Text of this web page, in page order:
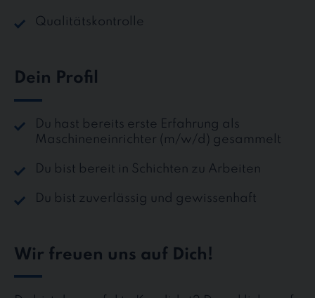
Qualitätskontrolle
Dein Profil
Du hast bereits erste Erfahrung als
Maschineneinrichter (m/w/d) gesammelt
Du bist bereit in Schichten zu Arbeiten
Du bist zuverlässig und gewissenhaft
Wir freuen uns auf Dich!